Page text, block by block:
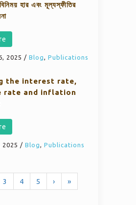
হার এবং মূল্যস্ফীতির
2025 / Blog, Publications
the interest rate,
rate and inflation
2025 / Blog, Publications
3 4 5 › »